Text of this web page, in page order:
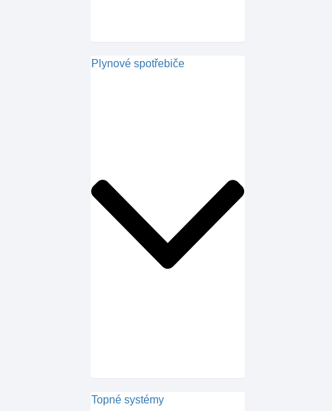
Plynové spotřebiče
Topné systémy